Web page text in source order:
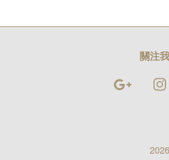
關注
Google
2026